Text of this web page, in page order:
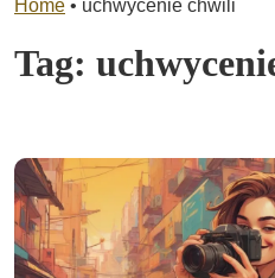
Home • uchwycenie chwili
Tag: